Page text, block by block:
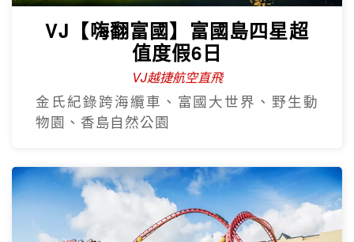
VJ【嗨翻富國】富國島四星超
值度假6日
VJ越捷航空直飛
金氏紀錄跨海纜車、富國大世界、野生動
物園、香島自然公園